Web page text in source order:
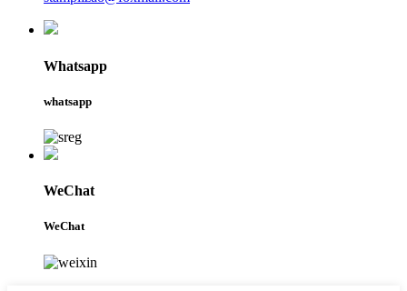
Whatsapp
whatsapp
WeChat
WeChat